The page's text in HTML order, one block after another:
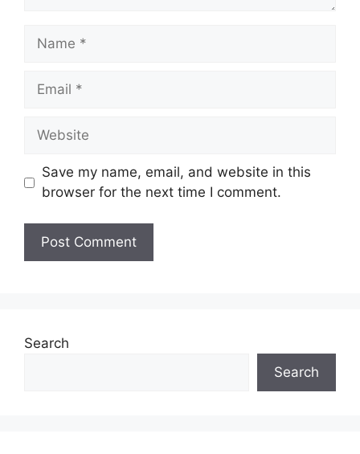
Name
Email
Website
Save my name, email, and website in this
browser for the next time I comment.
Search
Search